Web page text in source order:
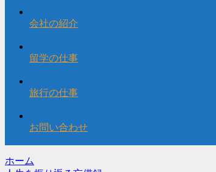
会社の紹介
留学の仕事
旅行の仕事
お問い合わせ
ホーム